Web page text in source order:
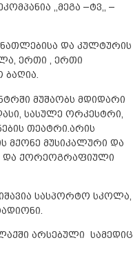
,,მეგა –ტვ,, –
და
ერთი , ერთი
ბაღია.
მუშაობს მდიდარი
სასულე ორკესტრი,
თეატრი.არის
მქონე მუსიკალური და
და ქორეოგრაფიული
სასპორტო
არსებული